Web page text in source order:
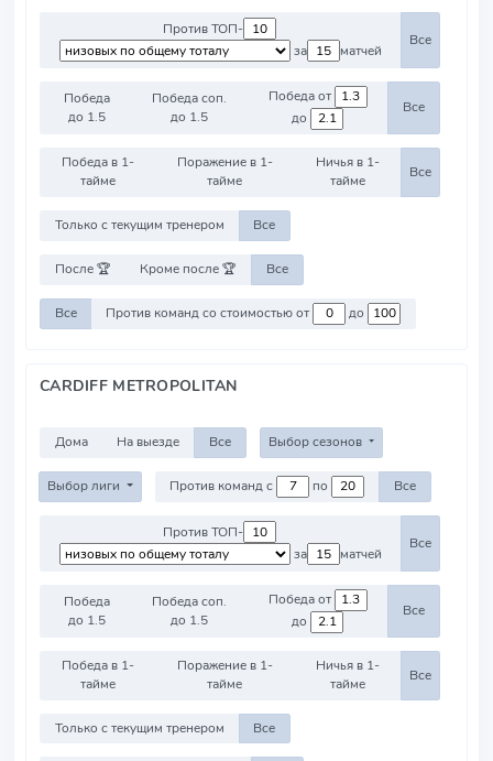
Против ТОП-
за
матчей
Все
Победа
до 1.5
Победа соп.
до 1.5
Победа от
до
Все
Победа в 1-
тайме
Поражение в 1-
тайме
Ничья в 1-
тайме
Все
Только с текущим тренером Все
После 🏆 Кроме после 🏆 Все
Все Против команд со стоимостью от до
CARDIFF METROPOLITAN
Дома На выезде Все Выбор сезонов
Выбор лиги Против команд с по Все
Против ТОП-
за
матчей
Все
Победа
до 1.5
Победа соп.
до 1.5
Победа от
до
Все
Победа в 1-
тайме
Поражение в 1-
тайме
Ничья в 1-
тайме
Все
Только с текущим тренером Все